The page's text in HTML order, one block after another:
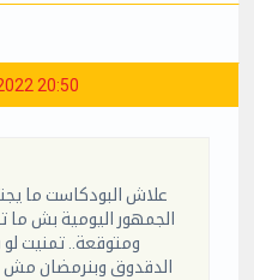
20:50
علاش البودكاست ما
الجمهور اليومية بش
ومتوقعة.. تمنيت
الدقدوق وبنرمضان مش